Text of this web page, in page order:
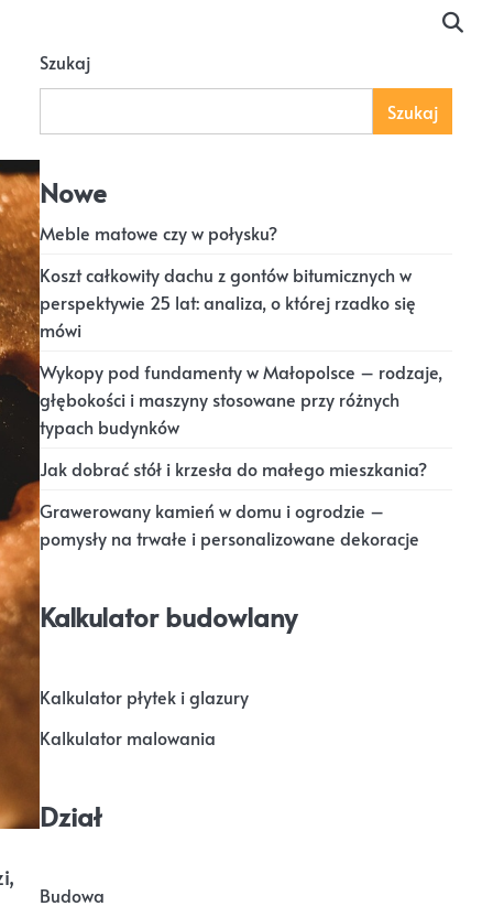
Szukaj
Szukaj
Nowe
Meble matowe czy w połysku?
Koszt całkowity dachu z gontów bitumicznych w
perspektywie 25 lat: analiza, o której rzadko się
mówi
Wykopy pod fundamenty w Małopolsce – rodzaje,
głębokości i maszyny stosowane przy różnych
typach budynków
Jak dobrać stół i krzesła do małego mieszkania?
Grawerowany kamień w domu i ogrodzie –
pomysły na trwałe i personalizowane dekoracje
Kalkulator budowlany
Kalkulator płytek i glazury
Kalkulator malowania
Dział
Budowa